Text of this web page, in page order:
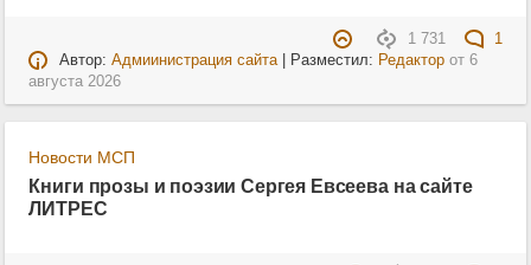
1 731
1
Автор: Адмиинистрация сайта| Разместил: Редакторот 6
августа 2026
Новости МСП
Книги прозы и поэзии Сергея Евсеева на сайте
ЛИТРЕС